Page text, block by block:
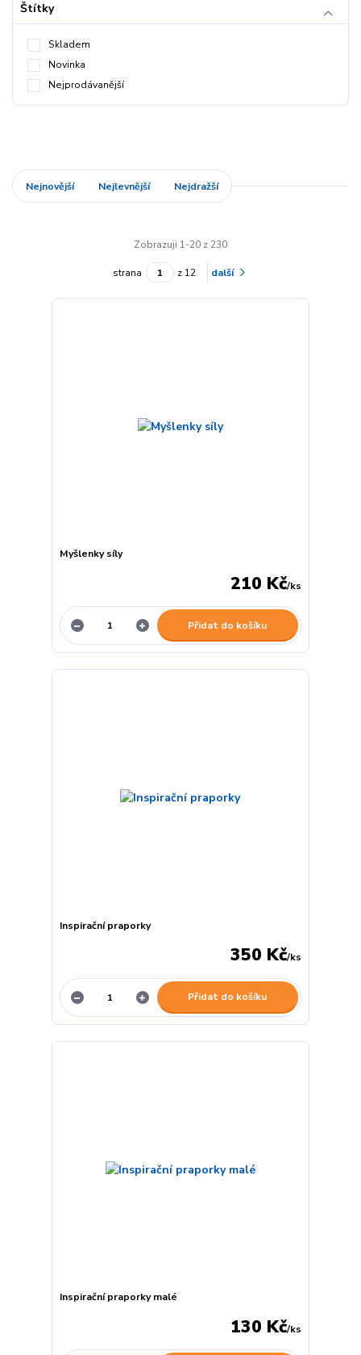
Štítky
Skladem
Novinka
Nejprodávanější
Nejnovější Nejlevnější Nejdražší
Zobrazuji 1-20 z 230
strana z 12 další
Myšlenky síly
210 Kč/ks
Přidat do košíku
Inspirační praporky
350 Kč/ks
Přidat do košíku
Inspirační praporky malé
130 Kč/ks